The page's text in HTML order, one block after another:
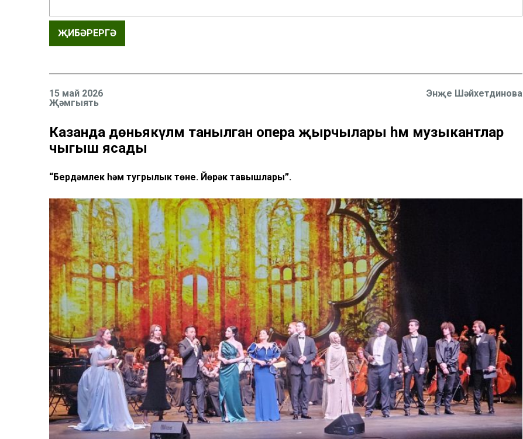
ҖИБӘРЕРГӘ
15 май 2026
Җәмгыять
Энҗе Шәйхетдинова
Казанда дөньякүләм танылган опера җырчылары һәм музыкантлар
чыгыш ясады
“Бердәмлек һәм тугрылык төне. Йөрәк тавышлары”.